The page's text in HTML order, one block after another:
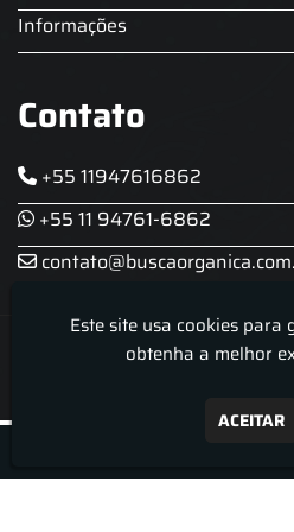
Informações
Contato
+55 11947616862
+55 11 94761-6862
Roda do Chopp - Aluguel De
Este site usa cookies para
obtenha a melhor
ACEITAR